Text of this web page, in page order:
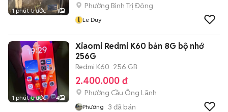
1 phút trước 1
Phường Bình Trị Đông
l Le Duy
1 phút trước 4
Xiaomi Redmi K60 bản 8G bộ nhớ
256G
Redmi K60 256 GB
2.400.000 đ
Phường Cầu Ông Lãnh
Phương 3 đã bán